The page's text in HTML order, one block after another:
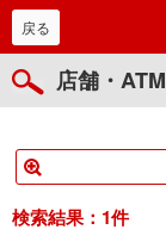
戻る
店舗・
検索結果： 1件